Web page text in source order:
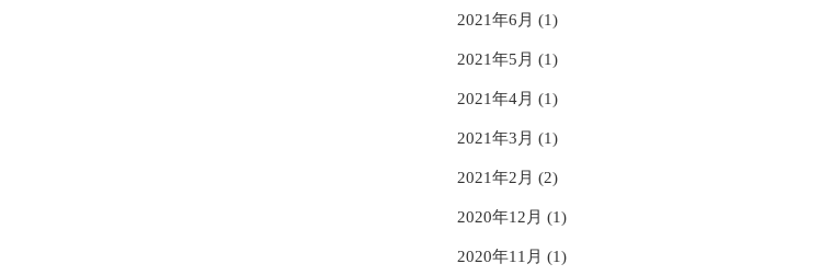
2021年6月 (1)
2021年5月 (1)
2021年4月 (1)
2021年3月 (1)
2021年2月 (2)
2020年12月 (1)
2020年11月 (1)